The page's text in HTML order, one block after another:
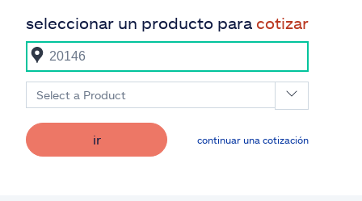
seleccionar un producto para cotizar
Select a Product
ir continuar una cotización